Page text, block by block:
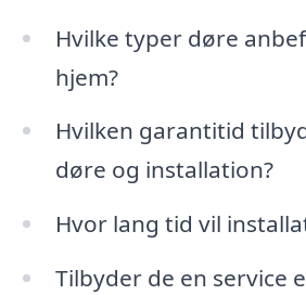
Hvilke typer døre
hjem?
Hvilken garantitid
døre og installation?
Hvor lang tid vil
Tilbyder de en service